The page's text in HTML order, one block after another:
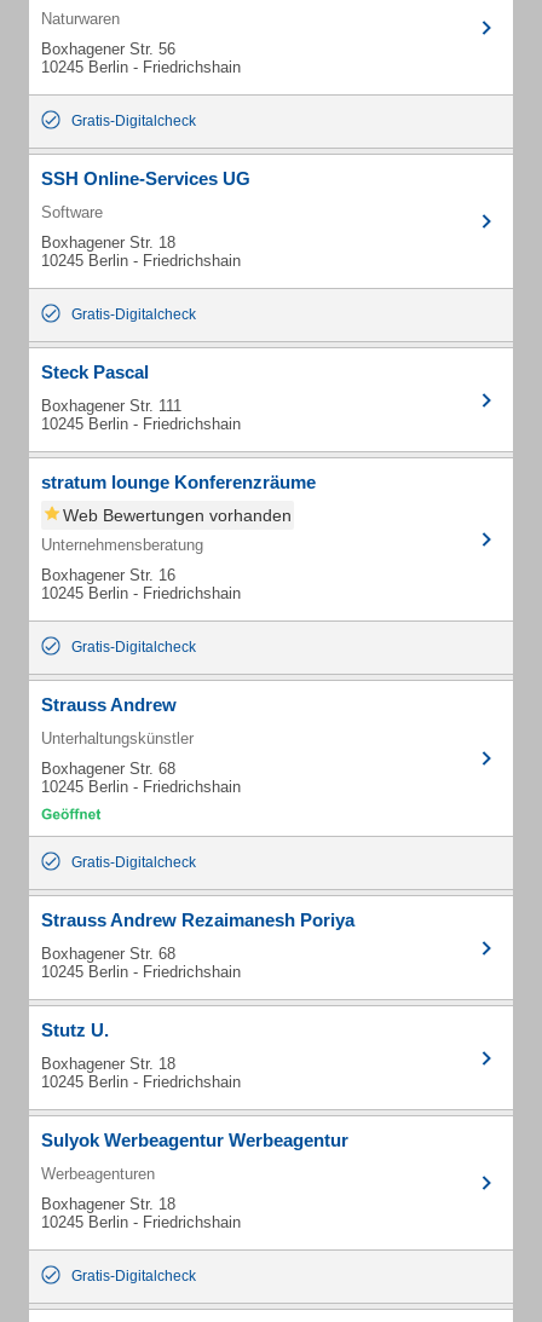
Naturwaren
Boxhagener Str. 56
10245 Berlin - Friedrichshain
Gratis-Digitalcheck
SSH Online-Services UG
Software
Boxhagener Str. 18
10245 Berlin - Friedrichshain
Gratis-Digitalcheck
Steck Pascal
Boxhagener Str. 111
10245 Berlin - Friedrichshain
stratum lounge Konferenzräume
Web Bewertungen vorhanden
Unternehmensberatung
Boxhagener Str. 16
10245 Berlin - Friedrichshain
Gratis-Digitalcheck
Strauss Andrew
Unterhaltungskünstler
Boxhagener Str. 68
10245 Berlin - Friedrichshain
Gratis-Digitalcheck
Strauss Andrew Rezaimanesh Poriya
Boxhagener Str. 68
10245 Berlin - Friedrichshain
Stutz U.
Boxhagener Str. 18
10245 Berlin - Friedrichshain
Sulyok Werbeagentur Werbeagentur
Werbeagenturen
Boxhagener Str. 18
10245 Berlin - Friedrichshain
Gratis-Digitalcheck